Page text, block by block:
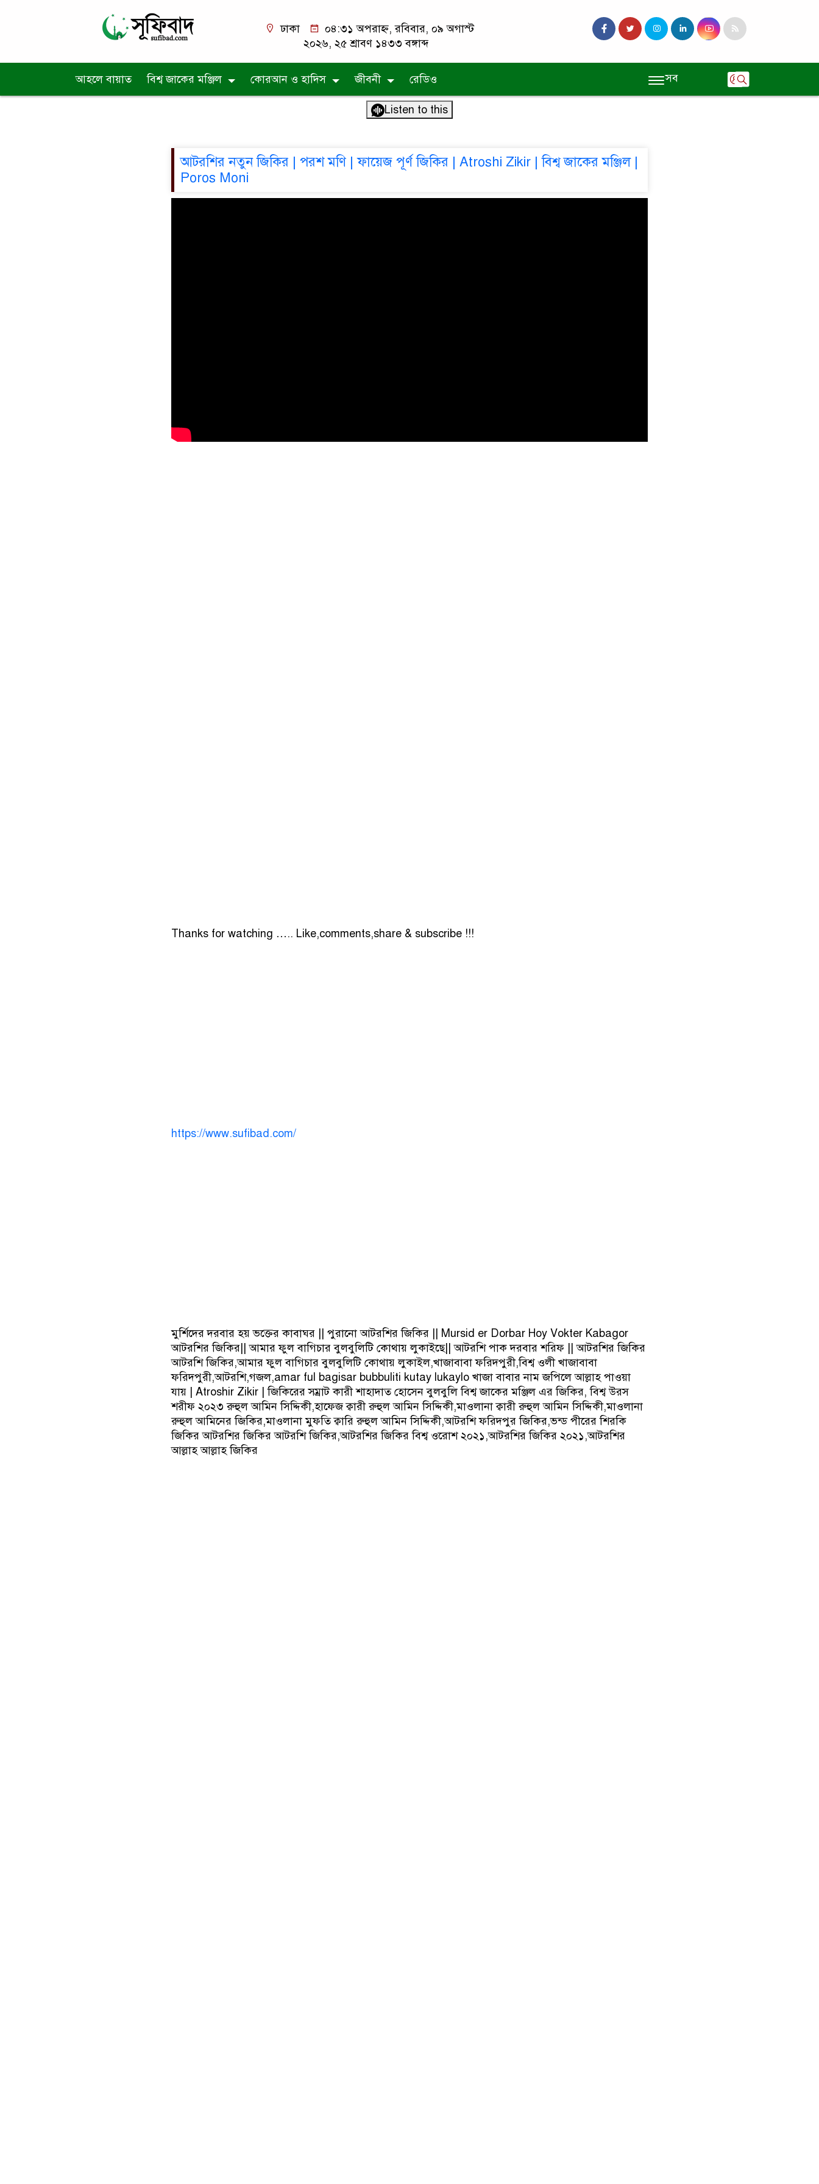
ঢাকা
০৪:৩১ অপরাহ্ন, রবিবার, ০৯ অগাস্ট
২০২৬, ২৫ শ্রাবণ ১৪৩৩ বঙ্গাব্দ
আহলে বায়াত বিশ্ব জাকের মঞ্জিল কোরআন ও হাদিস জীবনী রেডিও সব
Listen to this
আটরশির নতুন জিকির | পরশ মণি | ফায়েজ পূর্ণ জিকির | Atroshi Zikir | বিশ্ব জাকের মঞ্জিল |
Poros Moni
Thanks for watching ….. Like,comments,share & subscribe !!!
https://www.sufibad.com/
মুর্শিদের দরবার হয় ভক্তের কাবাঘর || পুরানো আটরশির জিকির || Mursid er Dorbar Hoy Vokter Kabagor
আটরশির জিকির|| আমার ফুল বাগিচার বুলবুলিটি কোথায় লুকাইছে|| আটরশি পাক দরবার শরিফ || আটরশির জিকির
আটরশি জিকির,আমার ফুল বাগিচার বুলবুলিটি কোথায় লুকাইল,খাজাবাবা ফরিদপুরী,বিশ্ব ওলী খাজাবাবা
ফরিদপুরী,আটরশি,গজল,amar ful bagisar bubbuliti kutay lukaylo খাজা বাবার নাম জপিলে আল্লাহ পাওয়া
যায় | Atroshir Zikir | জিকিরের সম্রাট কারী শাহাদাত হোসেন বুলবুলি বিশ্ব জাকের মঞ্জিল এর জিকির, বিশ্ব উরস
শরীফ ২০২৩ রুহুল আমিন সিদ্দিকী,হাফেজ ক্বারী রুহুল আমিন সিদ্দিকী,মাওলানা ক্বারী রুহুল আমিন সিদ্দিকী,মাওলানা
রুহুল আমিনের জিকির,মাওলানা মুফতি ক্বারি রুহুল আমিন সিদ্দিকী,আটরশি ফরিদপুর জিকির,ভন্ড পীরের শিরকি
জিকির আটরশির জিকির আটরশি জিকির,আটরশির জিকির বিশ্ব ওরোশ ২০২১,আটরশির জিকির ২০২১,আটরশির
আল্লাহ আল্লাহ জিকির